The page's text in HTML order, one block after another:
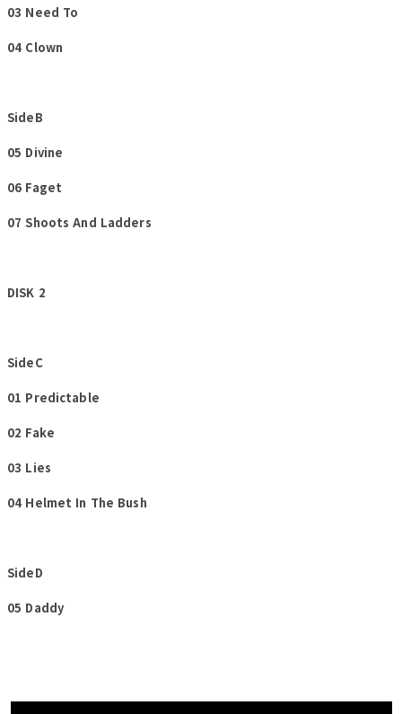
03 Need To
04 Clown
SideB
05 Divine
06 Faget
07 Shoots And Ladders
DISK 2
SideC
01 Predictable
02 Fake
03 Lies
04 Helmet In The Bush
SideD
05 Daddy